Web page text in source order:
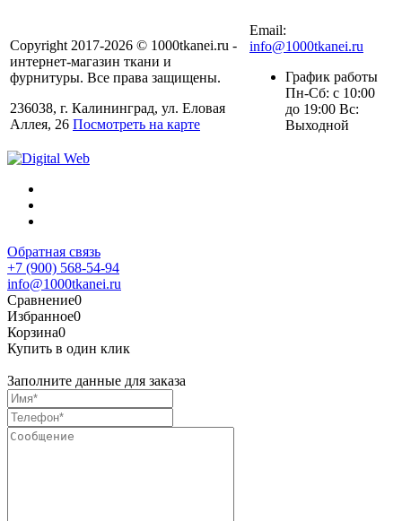
Copyright 2017-2026 © 1000tkanei.ru -
интернет-магазин ткани и
фурнитуры. Все права защищены.
236038, г. Калининград, ул. Еловая
Аллея, 26 Посмотреть на карте
Email:
info@1000tkanei.ru
График работы
Пн-Сб: с 10:00
до 19:00 Вс:
Выходной
Обратная связь
+7 (900) 568-54-94
info@1000tkanei.ru
Сравнение0
Избранное0
Корзина0
Купить в один клик
Заполните данные для заказа